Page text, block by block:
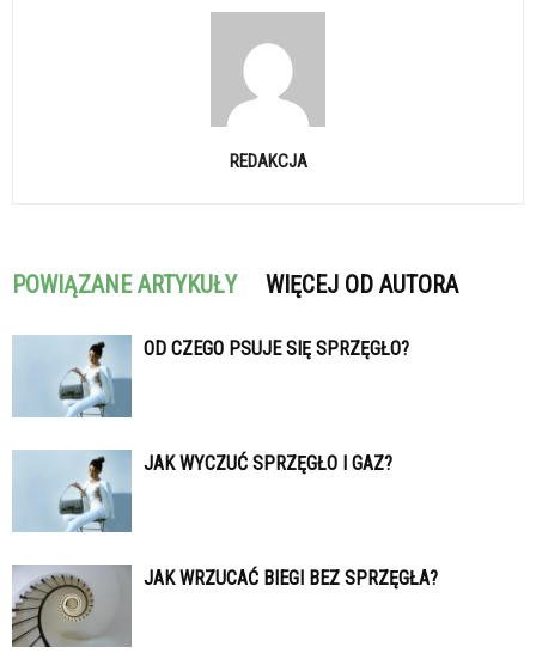
REDAKCJA
POWIĄZANE ARTYKUŁY WIĘCEJ OD AUTORA
OD CZEGO PSUJE SIĘ SPRZĘGŁO?
JAK WYCZUĆ SPRZĘGŁO I GAZ?
JAK WRZUCAĆ BIEGI BEZ SPRZĘGŁA?